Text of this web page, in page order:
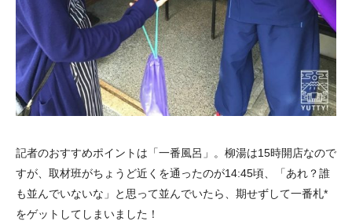
記者のおすすめポイントは「一番風呂」。柳湯は15時開店なので
すが、取材班がちょうど近くを通ったのが14:45頃、「あれ？誰
も並んでいないな」と思って並んでいたら、期せずして一番札*
をゲットしてしまいました！